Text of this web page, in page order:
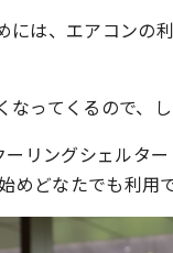
は、エアコンの
ってくるので、
リングシェルタ
どなたでも利用